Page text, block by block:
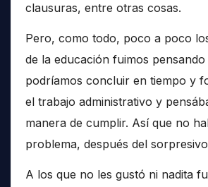
clausuras, entre otras cosas.
Pero, como todo, poco a poco
de la educación fuimos
podríamos concluir en tiempo y
el trabajo administrativo y
manera de cumplir. Así que no
problema, después del
A los que no les gustó ni nadita